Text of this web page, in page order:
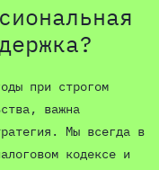
при строгом
важна
Мы всегда в
кодексе и